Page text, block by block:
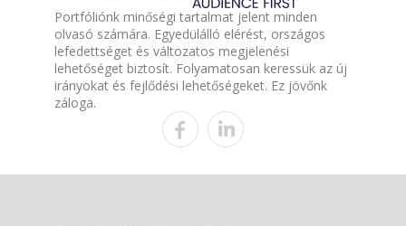
Portfóliónk minőségi tartalmat jelent minden
olvasó számára. Egyedülálló elérést, országos
lefedettséget és változatos megjelenési
lehetőséget biztosít. Folyamatosan keressük az új
irányokat és fejlődési lehetőségeket. Ez jövőnk
záloga.